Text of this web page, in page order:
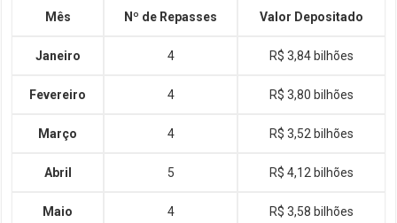
Mês Nº de Repasses Valor Depositado
Janeiro 4 R$ 3,84 bilhões
Fevereiro 4 R$ 3,80 bilhões
Março 4 R$ 3,52 bilhões
Abril 5 R$ 4,12 bilhões
Maio 4 R$ 3,58 bilhões